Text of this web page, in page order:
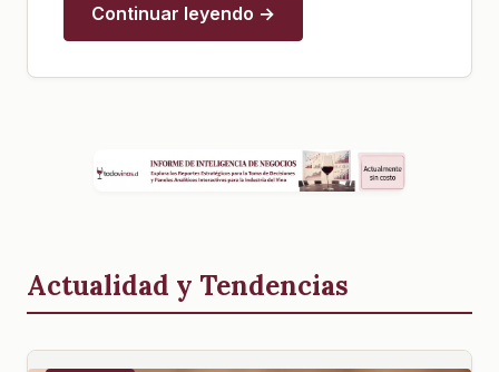
Continuar leyendo →
Actualidad y Tendencias